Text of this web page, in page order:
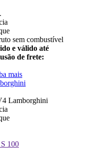
sem combustível
e válido até
de frete:
mais
Lamborghini
100